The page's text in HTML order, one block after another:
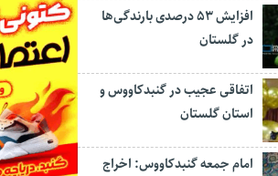
افزایش ۵۳ درصدی بارندگی‌ها
در گلستان
اتفاقی عجیب در‌ گنبدکاووس و
استان گلستان
امام جمعه گنبدکاووس: اخراج